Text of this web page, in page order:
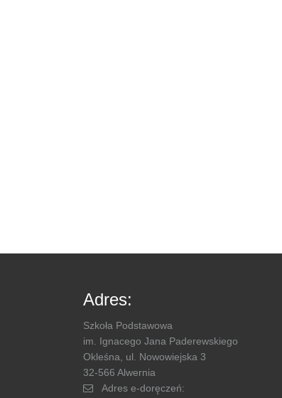
Adres:
Szkoła Podstawowa
im. Ignacego Jana Paderewskiego
Okleśna, ul. Nowowiejska 3
32-566 Alwernia
Adres e-doręczeń: